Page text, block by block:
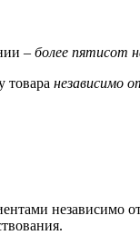
– более пятисот
товара независимо